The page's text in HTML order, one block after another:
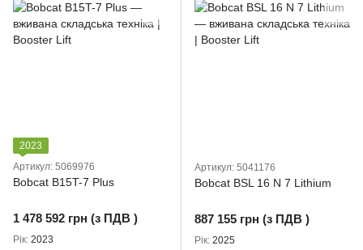
2023
Артикул: 5069976
Bobcat B15T-7 Plus
1 478 592 грн (з ПДВ )
Рік 2023
Артикул: 5041176
Bobcat BSL 16 N 7 Lithium
887 155 грн (з ПДВ )
Рік 2025